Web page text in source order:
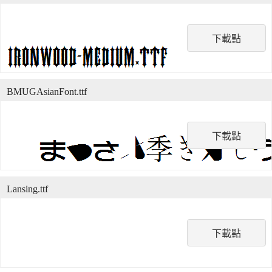
下載點
下載點
BMUGAsianFont.ttf
下載點
Lansing.ttf